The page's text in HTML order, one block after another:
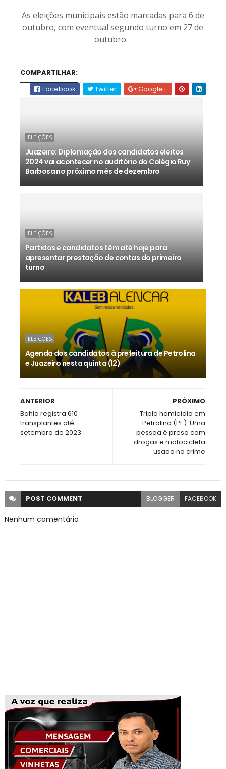
As eleições municipais estão marcadas para 6 de
outubro, com eventual segundo turno em 27 de
outubro.
COMPARTILHAR:
Facebook
Twitter Google+
ELEIÇÕES
Juazeiro: Diplomação dos candidatos eleitos
2024 vai acontecer no auditório do Colégio Ruy
Barbosa no próximo mês de dezembro
ELEIÇÕES
Partidos e candidatos têm até hoje para
apresentar prestação de contas do primeiro
turno
ELEIÇÕES
Agenda dos candidatos à prefeitura de Petrolina
e Juazeiro nesta quinta (12)
PRÓXIMO
Triplo homicídio em
Petrolina (PE): Uma
pessoa é presa com
drogas e motocicleta
usada no crime
ANTERIOR
Bahia registra 610
transplantes até
setembro de 2023
POST COMMENT BLOGGER FACEBOOK
Nenhum comentário